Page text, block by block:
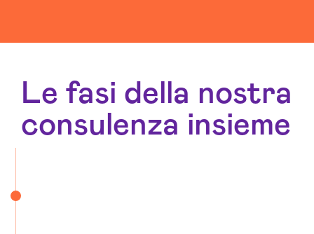
Le fasi della nostra
consulenza insieme